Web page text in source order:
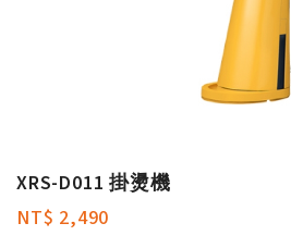
XRS-D011 掛燙機
NT$ 2,490